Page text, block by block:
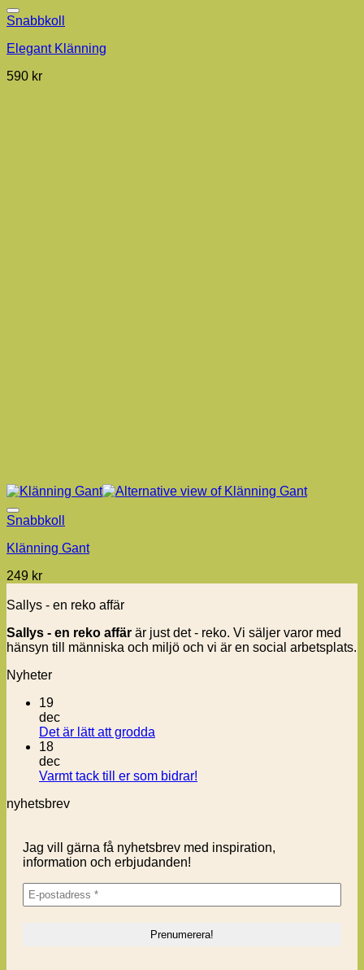
Snabbkoll
Elegant Klänning
590 kr
Snabbkoll
Klänning Gant
249 kr
Sallys - en reko affär
Sallys - en reko affär är just det - reko. Vi säljer varor med
hänsyn till människa och miljö och vi är en social arbetsplats.
Nyheter
19
dec
Det är lätt att grodda
Det
18
dec
Varmt tack till er som bidrar!
till
nyhetsbrev
Jag vill gärna få nyhetsbrev med inspiration,
information och erbjudanden!